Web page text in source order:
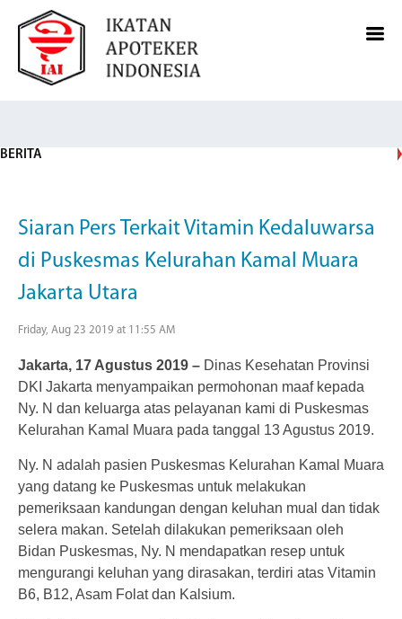
BERITA
Siaran Pers Terkait Vitamin Kedaluwarsa
di Puskesmas Kelurahan Kamal Muara
Jakarta Utara
Friday, Aug 23 2019 at 11:55 AM
Jakarta, 17 Agustus 2019 – Dinas Kesehatan Provinsi
DKI Jakarta menyampaikan permohonan maaf kepada
Ny. N dan keluarga atas pelayanan kami di Puskesmas
Kelurahan Kamal Muara pada tanggal 13 Agustus 2019.
Ny. N adalah pasien Puskesmas Kelurahan Kamal Muara
yang datang ke Puskesmas untuk melakukan
pemeriksaan kandungan dengan keluhan mual dan tidak
selera makan. Setelah dilakukan pemeriksaan oleh
Bidan Puskesmas, Ny. N mendapatkan resep untuk
mengurangi keluhan yang dirasakan, terdiri atas Vitamin
B6, B12, Asam Folat dan Kalsium.